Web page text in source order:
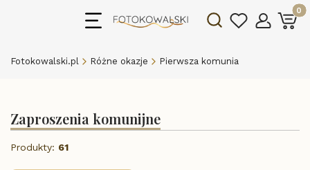
Otwórz wyszukiwarkę
Fotokowalski.pl Różne okazje Pierwsza komunia
Zaproszenia komunijne
Produkty: 61